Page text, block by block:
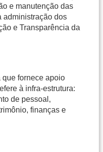
e manutenção das
administração dos
e Transparência da
que fornece apoio
à infra-estrutura:
de pessoal,
finanças e